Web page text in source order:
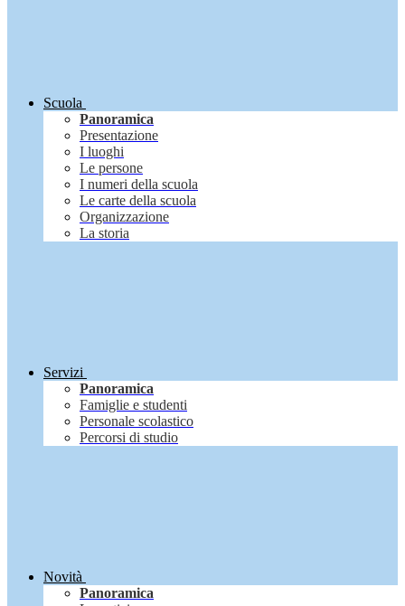
Scuola
Panoramica
Presentazione
I luoghi
Le persone
I numeri della scuola
Le carte della scuola
Organizzazione
La storia
Servizi
Panoramica
Famiglie e studenti
Personale scolastico
Percorsi di studio
Novità
Panoramica